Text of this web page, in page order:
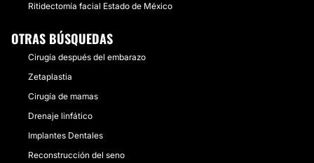
Ritidectomía facial Estado de México
OTRAS BÚSQUEDAS
Cirugía después del embarazo
Zetaplastia
Cirugía de mamas
Drenaje linfático
Implantes Dentales
Reconstrucción del seno